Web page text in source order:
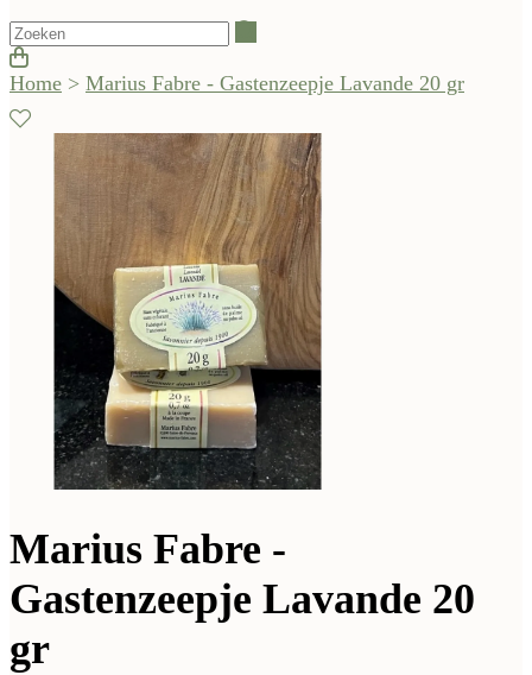
Home > Marius Fabre - Gastenzeepje Lavande 20 gr
Marius Fabre -
Gastenzeepje Lavande 20
gr